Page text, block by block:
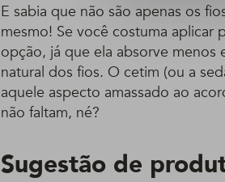
E sabia que não são apenas os
mesmo! Se você costuma aplicar
opção, já que ela absorve
natural dos fios. O cetim (ou a
aquele aspecto amassado ao
não faltam, né?
Sugestão de